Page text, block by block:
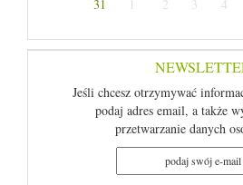
31
1 2 3 4
Jeśli chcesz otrzymywać
podaj adres email, a także
przetwarzanie danych